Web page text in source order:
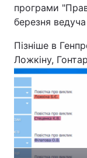
програми
березня
Пізніше в
Ложкіну,